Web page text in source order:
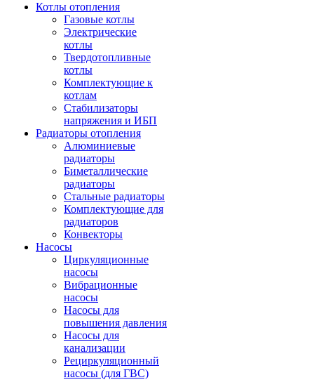
Котлы отопления
Газовые котлы
Электрические
котлы
Твердотопливные
котлы
Комплектующие к
котлам
Стабилизаторы
напряжения и ИБП
Радиаторы отопления
Алюминиевые
радиаторы
Биметаллические
радиаторы
Стальные радиаторы
Комплектующие для
радиаторов
Конвекторы
Насосы
Циркуляционные
насосы
Вибрационные
насосы
Насосы для
повышения давления
Насосы для
канализации
Рециркуляционный
насосы (для ГВС)